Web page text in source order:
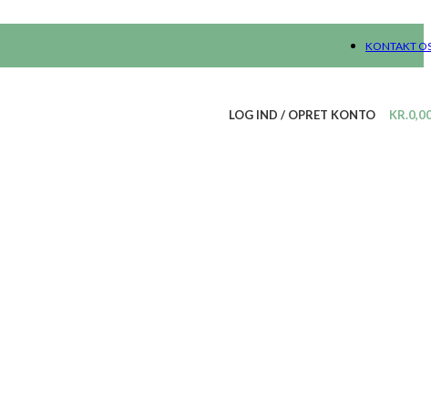
KONTAKT
LOG IND / OPRET KONTO KR.